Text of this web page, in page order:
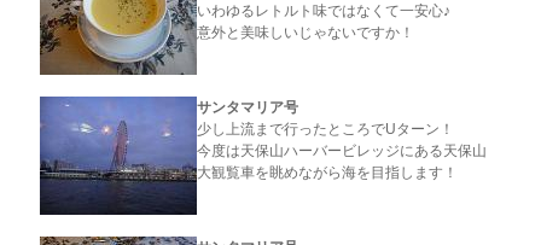
いわゆるレトルト味ではなくて一安心♪
意外と美味しいじゃないですか！
サンタマリア号
少し上流まで行ったところでUターン！
今度は天保山ハーバービレッジにある天保山
大観覧車を眺めながら海を目指します！